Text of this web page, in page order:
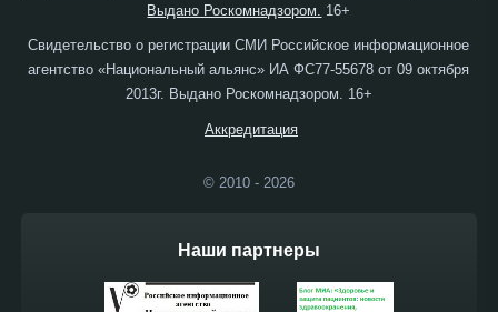
Выдано Роскомнадзором.
16+
Свидетельство о регистрации СМИ Российское информационное
агентство «Национальный альянс» ИА ФС77-55678 от 09 октября
2013г. Выдано Роскомнадзором. 16+
Аккредитация
© 2010 - 2026
Наши партнеры